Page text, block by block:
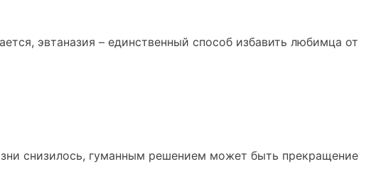
эвтаназия – единственный способ избавить любимца от
снизилось, гуманным решением может быть прекращение